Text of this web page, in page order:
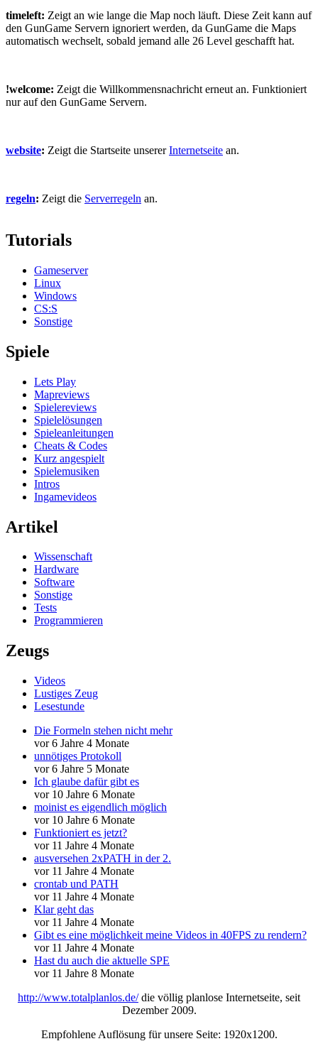
timeleft: Zeigt an wie lange die Map noch läuft. Diese Zeit kann auf
den GunGame Servern ignoriert werden, da GunGame die Maps
automatisch wechselt, sobald jemand alle 26 Level geschafft hat.
!welcome: Zeigt die Willkommensnachricht erneut an. Funktioniert
nur auf den GunGame Servern.
website: Zeigt die Startseite unsererInternetseite an.
regeln: Zeigt die Serverregeln an.
Tutorials
Gameserver
Linux
Windows
CS:S
Sonstige
Spiele
Lets Play
Mapreviews
Spielereviews
Spielelösungen
Spieleanleitungen
Cheats & Codes
Kurz angespielt
Spielemusiken
Intros
Ingamevideos
Artikel
Wissenschaft
Hardware
Software
Sonstige
Tests
Programmieren
Zeugs
Videos
Lustiges Zeug
Lesestunde
Die Formeln stehen nicht mehr
vor 6 Jahre 4 Monate
unnötiges Protokoll
vor 6 Jahre 5 Monate
Ich glaube dafür gibt es
vor 10 Jahre 6 Monate
moinist es eigendlich möglich
vor 10 Jahre 6 Monate
Funktioniert es jetzt?
vor 11 Jahre 4 Monate
ausversehen 2xPATH in der 2.
vor 11 Jahre 4 Monate
crontab und PATH
vor 11 Jahre 4 Monate
Klar geht das
vor 11 Jahre 4 Monate
Gibt es eine möglichkeit meine Videos in 40FPS zu rendern?
vor 11 Jahre 4 Monate
Hast du auch die aktuelle SPE
vor 11 Jahre 8 Monate
http://www.totalplanlos.de/die völlig planlose Internetseite, seit
Dezember 2009.
Empfohlene Auflösung für unsere Seite: 1920x1200.